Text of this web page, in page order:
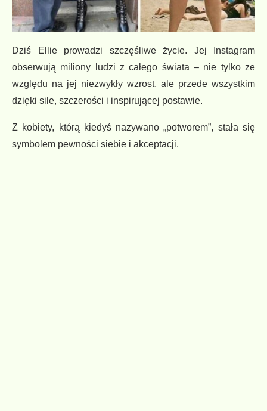
Dziś Ellie prowadzi szczęśliwe życie. Jej Instagram
obserwują miliony ludzi z całego świata – nie tylko ze
względu na jej niezwykły wzrost, ale przede wszystkim
dzięki sile, szczerości i inspirującej postawie.
Z kobiety, którą kiedyś nazywano „potworem”, stała się
symbolem pewności siebie i akceptacji.